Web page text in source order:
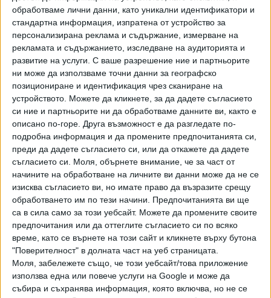
обработваме лични данни, като уникални идентификатори и
стандартна информация, изпратена от устройство за
персонализирана реклама и съдържание, измерване на
рекламата и съдържанието, изследване на аудиторията и
развитие на услуги. С ваше разрешение ние и партньорите
ни може да използваме точни данни за географско
позициониране и идентификация чрез сканиране на
устройството. Можете да кликнете, за да дадете съгласието
си ние и партньорите ни да обработваме данните ви, както е
описано по-горе. Друга възможност е да разгледате по-
подробна информация и да промените предпочитанията си,
преди да дадете съгласието си, или да откажете да дадете
съгласието си.
Моля, обърнете внимание, че за част от
начините на обработване на личните ви данни може да не се
изисква съгласието ви, но имате право да възразите срещу
обработването им по тези начини. Предпочитанията ви ще
са в сила само за този уебсайт. Можете да промените своите
предпочитания или да оттеглите съгласието си по всяко
време, като се върнете на този сайт и кликнете върху бутона
"Поверителност" в долната част на уеб страницата.
Моля, забележете също, че този уебсайт/това приложение
използва една или повече услуги на Google и може да
събира и съхранява информация, която включва, но не се
черни маски и зелени униформи без отличителни знаци,
опитвайки се да защитят своите съмишленици.
Според правозащитната група "Пролет" около 40 жени
са били отведени в полицейски микробуси. "Арестуват
всички подред! Мислят си, че ще затворят всички, или
какво", възмутени са демонстрантките.
В събота, 35-ия ден на масовите протести, около 10 000
жени демонстрираха по улиците на белоруската столица
срещу насилието от страна на служителите на реда и
фалшифицирането на резултатите от изборите за
държавния глава. Те биеха тенджери и тигани,
скандирайки лозунги с искане за оставката на
президента Александър Лукашенко.
Мнозина държаха портрети на една от лидерите на
опозицията, Мария Колесникова, която беше задържана
тази седмица. Адвокатът на Колесникова казва, че по-
рано е била доведена до границата с Украйна, но тя е
скъсала паспорта си и е отказала да напусне